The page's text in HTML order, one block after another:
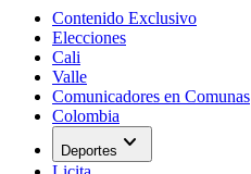
Contenido Exclusivo
Elecciones
Cali
Valle
Comunicadores en Comunas
Colombia
Deportes expand_more